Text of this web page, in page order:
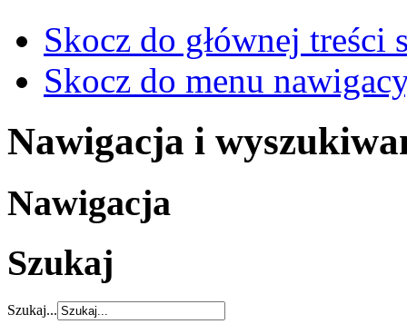
Skocz do głównej treści
Skocz do menu
Nawigacja i
Nawigacja
Szukaj
Szukaj...